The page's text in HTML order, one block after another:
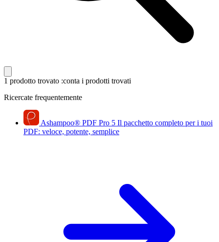
1 prodotto trovato :conta i prodotti trovati
Ricercate frequentemente
Ashampoo® PDF Pro 5 Il pacchetto completo per i tuoi
PDF: veloce, potente, semplice